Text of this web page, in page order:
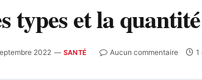
types et la
2022 SANTÉ Aucun commentaire 1